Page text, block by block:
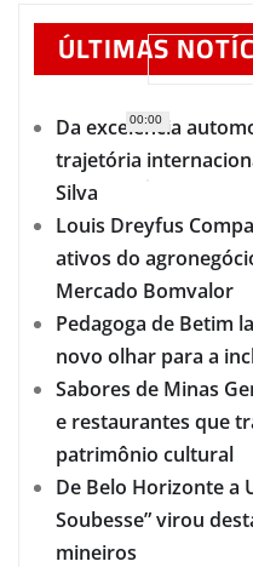
00:00
ÚLTIMAS
Da excelência
trajetória
Silva
Louis Dreyfus
ativos do
Mercado Bomvalor
Pedagoga de Betim
novo olhar para a
Sabores de Minas
e restaurantes que
patrimônio cultural
De Belo Horizonte a
Soubesse” virou
mineiros